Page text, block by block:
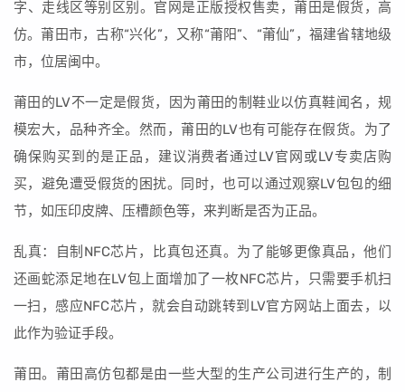
字、走线区等别区别。官网是正版授权售卖，莆田是假货，高
仿。莆田市，古称“兴化”，又称“莆阳”、“莆仙”，福建省辖地级
市，位居闽中。
莆田的LV不一定是假货，因为莆田的制鞋业以仿真鞋闻名，规
模宏大，品种齐全。然而，莆田的LV也有可能存在假货。为了
确保购买到的是正品，建议消费者通过LV官网或LV专卖店购
买，避免遭受假货的困扰。同时，也可以通过观察LV包包的细
节，如压印皮牌、压槽颜色等，来判断是否为正品。
乱真：自制NFC芯片，比真包还真。为了能够更像真品，他们
还画蛇添足地在LV包上面增加了一枚NFC芯片，只需要手机扫
一扫，感应NFC芯片，就会自动跳转到LV官方网站上面去，以
此作为验证手段。
莆田。莆田高仿包都是由一些大型的生产公司进行生产的，制